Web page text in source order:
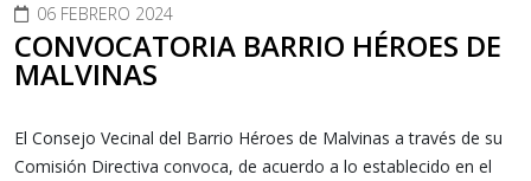
06 FEBRERO 2024
CONVOCATORIA BARRIO HÉROES DE
MALVINAS
El Consejo Vecinal del Barrio Héroes de Malvinas a través de su
Comisión Directiva convoca, de acuerdo a lo establecido en el